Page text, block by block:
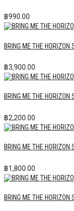
฿990.00
BRING ME THE
฿3,900.00
BRING ME THE
฿2,200.00
BRING ME THE
฿1,800.00
BRING ME THE